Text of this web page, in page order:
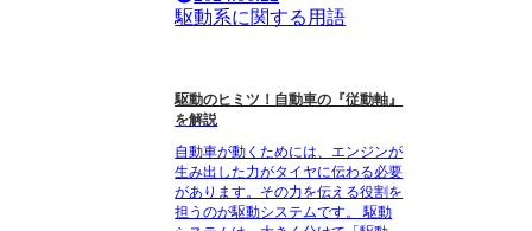
駆動系に関する用語
駆動のヒミツ！自動車の『従動軸』
を解説
自動車が動くためには、エンジンが
生み出した力がタイヤに伝わる必要
があります。その力を伝える役割を
担うのが駆動システムです。 駆動